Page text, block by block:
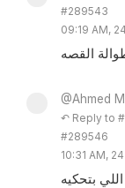
#289543
09:19 AM,
القصه
@Ahmed
↶ Reply to
#289546
10:31 AM,
بتحكيه